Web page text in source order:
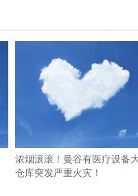
浓烟滚滚！曼谷有医疗设备
仓库突发严重火灾！